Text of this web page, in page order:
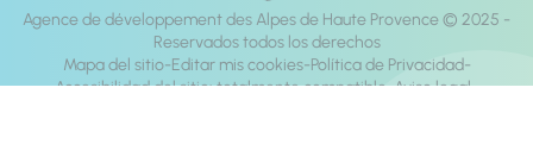
Agence de développement des Alpes de Haute Provence © 2025 -
Reservados todos los derechos
Mapa del sitio Editar mis cookies Política de Privacidad
Accesibilidad del sitio: totalmente compatible Aviso legal